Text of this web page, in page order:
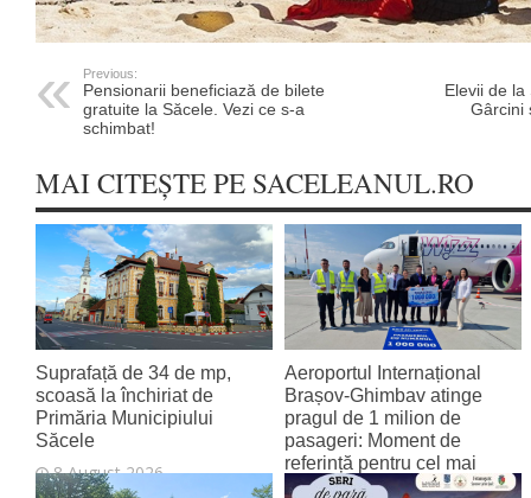
Previous:
Pensionarii beneficiază de bilete
gratuite la Săcele. Vezi ce s-a
schimbat!
Elevii de la
Gârcini
MAI CITEȘTE PE SACELEANUL.RO
Suprafață de 34 de mp,
scoasă la închiriat de
Primăria Municipiului
Săcele
8 August 2026
Aeroportul Internațional
Brașov‑Ghimbav atinge
pragul de 1 milion de
pasageri: Moment de
referință pentru cel mai
tânăr aeroport al țării